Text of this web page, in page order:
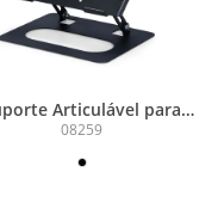
Articulável para
Notebook Metal
08259